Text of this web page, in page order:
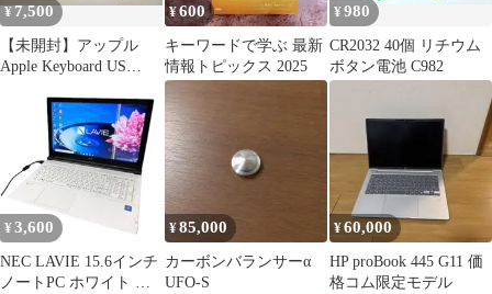
¥7,500
【未開封】アップル
Apple Keyboard US
¥600
キーワードで学ぶ 最新
情報トピックス 2025
¥980
CR2032 40個 リチウム
ボタン電池 C982
¥ 3,600
NEC LAVIE 15.6インチ
ノートPC ホワイト 訳
¥85,000
カーボンバランサーα
UFO-S
¥60,000
HP proBook 445 G11 価
格コム限定モデル